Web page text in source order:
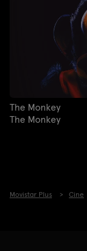
The Monkey
The Monkey
Movistar Plus Cine